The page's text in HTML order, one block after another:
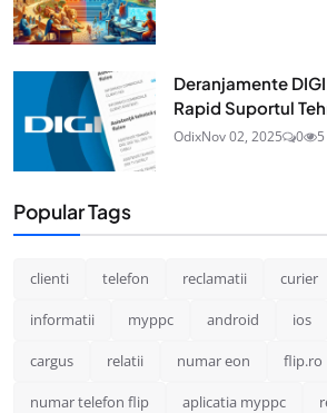
Deranjamente
Rapid Suportul
OdixNov 02, 2025 0 5
Popular Tags
clienti telefon reclamatii curier
informatii myppc android ios
cargus relatii numar eon flip.ro
numar telefon flip aplicatia myppc